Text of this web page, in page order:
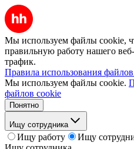
Мы используем файлы cookie,
правильную работу нашего
трафик.
Правила использования
Мы используем файлы cookie.
файлов cookie
Понятно
Ищу сотрудника
Ищу работу
Ищу